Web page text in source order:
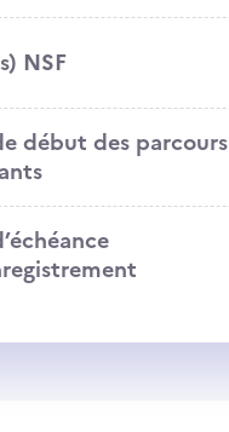
NSF
début des parcours